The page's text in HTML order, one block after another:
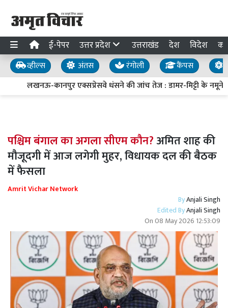
ई-पेपर उत्तर प्रदेश उत्तराखंड देश विदेश
व्हील्स अंतस रंगोली कैंपस
लखनऊ-कानपुर एक्सप्रेसवे धंसने की जांच तेज : डामर-मिट्टी के नमूने
पश्चिम बंगाल का अगला सीएम कौन?अमित शाह की
मौजूदगी में आज लगेगी मुहर, विधायक दल की बैठक
में फैसला
Amrit Vichar Network
ByAnjali Singh
Edited ByAnjali Singh
On08 May 2026 12:53:09